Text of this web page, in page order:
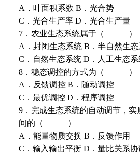
A．叶面积系数 B．光合势
C．光合生产率 D．光合生产量
7．农业生态系统属于（ ）
A．封闭生态系统 B．半自然生
C．自然生态系统 D．人工生态系
8．稳态调控的方式为（ ）
A．反馈调控 B．随动调控
C．最优调控 D．程序调控
9．完成生态系统的自动调节，实
间的（ ）
A．能量物质交换 B．反馈作用
C．输入输出平衡 D．量比关系协